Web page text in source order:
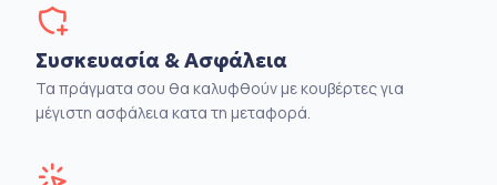
Συσκευασία & Ασφάλεια
Τα πράγματα σου θα καλυφθούν με κουβέρτες για
μέγιστη ασφάλεια κατα τη μεταφορά.